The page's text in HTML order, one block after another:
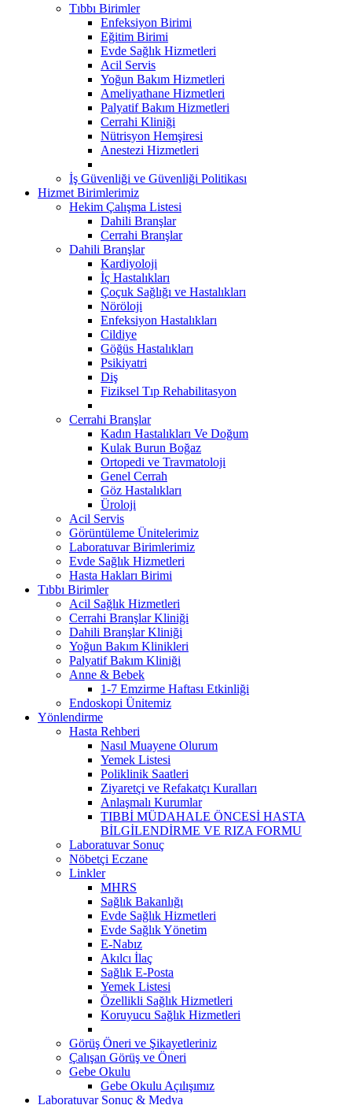
Tıbbı Birimler
Enfeksiyon Birimi
Eğitim Birimi
Evde Sağlık Hizmetleri
Acil Servis
Yoğun Bakım Hizmetleri
Ameliyathane Hizmetleri
Palyatif Bakım Hizmetleri
Cerrahi Kliniği
Nütrisyon Hemşiresi
Anestezi Hizmetleri
İş Güvenliği ve Güvenliği Politikası
Hizmet Birimlerimiz
Hekim Çalışma Listesi
Dahili Branşlar
Cerrahi Branşlar
Dahili Branşlar
Kardiyoloji
İç Hastalıkları
Çoçuk Sağlığı ve Hastalıkları
Nöröloji
Enfeksiyon Hastalıkları
Cildiye
Göğüs Hastalıkları
Psikiyatri
Diş
Fiziksel Tıp Rehabilitasyon
Cerrahi Branşlar
Kadın Hastalıkları Ve Doğum
Kulak Burun Boğaz
Ortopedi ve Travmatoloji
Genel Cerrah
Göz Hastalıkları
Üroloji
Acil Servis
Görüntüleme Ünitelerimiz
Laboratuvar Birimlerimiz
Evde Sağlık Hizmetleri
Hasta Hakları Birimi
Tıbbı Birimler
Acil Sağlık Hizmetleri
Cerrahi Branşlar Kliniği
Dahili Branşlar Kliniği
Yoğun Bakım Klinikleri
Palyatif Bakım Kliniği
Anne & Bebek
1-7 Emzirme Haftası Etkinliği
Endoskopi Ünitemiz
Yönlendirme
Hasta Rehberi
Nasıl Muayene Olurum
Yemek Listesi
Poliklinik Saatleri
Ziyaretçi ve Refakatçı Kuralları
Anlaşmalı Kurumlar
TIBBİ MÜDAHALE ÖNCESİ HASTA
BİLGİLENDİRME VE RIZA FORMU
Laboratuvar Sonuç
Nöbetçi Eczane
Linkler
MHRS
Sağlık Bakanlığı
Evde Sağlık Hizmetleri
Evde Sağlık Yönetim
E-Nabız
Akılcı İlaç
Sağlık E-Posta
Yemek Listesi
Özellikli Sağlık Hizmetleri
Koruyucu Sağlık Hizmetleri
Görüş Öneri ve Şikayetleriniz
Çalışan Görüş ve Öneri
Gebe Okulu
Gebe Okulu Açılışımız
Laboratuvar Sonuç & Medya